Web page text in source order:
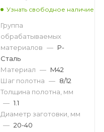
Узнать свободное наличие
Группа
обрабатываемых
материалов — P-
Сталь
Материал — M42
Шаг полотна — 8/12
Толщина полотна, мм
— 1.1
Диаметр заготовки, мм
— 20-40